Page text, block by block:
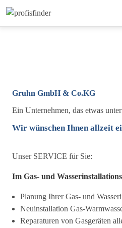
Gruhn GmbH & Co.KG
Ein Unternehmen, das etwas
Wir wünschen Ihnen allzeit
Unser SERVICE für Sie:
Im Gas- und
Planung Ihrer Gas- und
Neuinstallation Gas-
Reparaturen von Gasgeräten